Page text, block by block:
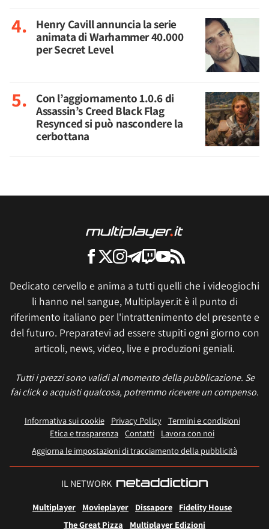
Henry Cavill annuncia la serie
animata di Warhammer 40.000
per Secret Level
Con l’aggiornamento 1.0.6 di
Assassin’s Creed Black Flag
Resynced si può nascondere la
cerbottana
Dedicato cervello e anima a tutti quelli che i videogiochi
li hanno nel sangue, Multiplayer.it è il punto di
riferimento italiano per l'intrattenimento del presente e
del futuro. Preparatevi ad essere stupiti ogni giorno con
articoli, news, video, live e produzioni geniali.
Tutti i prezzi sono validi al momento della pubblicazione. Se
fai click o acquisti qualcosa, potremmo ricevere un compenso.
Informativa sui cookie Privacy Policy
Termini e condizioni
Etica e trasparenza Contatti
Lavora con noi
Aggiorna le impostazioni di tracciamento della pubblicità
IL NETWORK
Multiplayer Movieplayer Dissapore
Fidelity House
The Great Pizza
Multiplayer Edizioni